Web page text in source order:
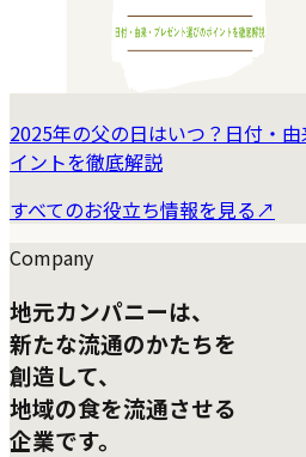
2025年の父の日はいつ？日付・
イントを徹底解説
すべてのお役立ち情報を見る↗
Company
地元カンパニーは、
新たな流通のかたちを
創造して、
地域の食を流通させる
企業です。